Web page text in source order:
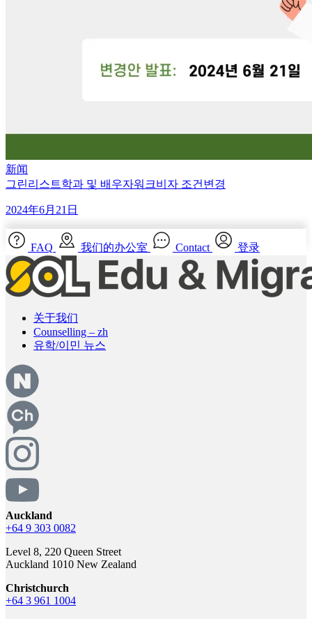
그린리스트학과 및 배우자워크비자 조건변경
2024年6月21日
FAQ 我们的办公室 Contact 登录
关于我们
유학/이민 뉴스
Auckland
+64 9 303 0082
Level 8, 220 Queen Street
Auckland 1010 New Zealand